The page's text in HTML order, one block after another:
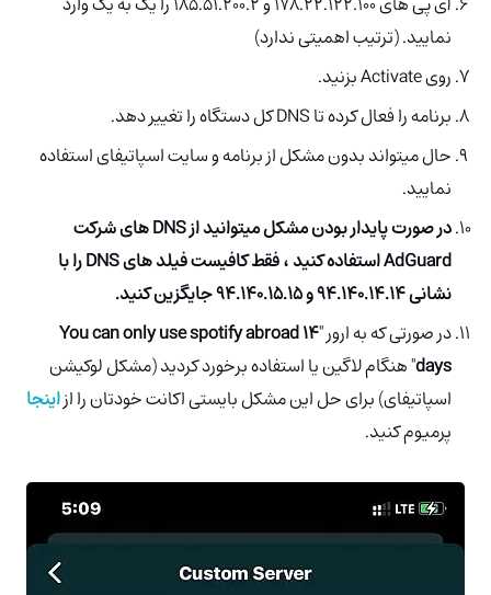
نمایید. (ترتیب اهمیتی ندارد)
روی Activate بزنید.
برنامه را فعال کرده تا DNS کل دستگاه را تغییر دهد.
حال میتواند بدون مشکل از برنامه و سایت اسپاتیفای استفاده
نمایید.
در صورت پایدار بودن مشکل میتوانید از DNS های شرکت
AdGuard استفاده کنید ، فقط کافیست فیلد های DNS را با
نشانی 94.140.14.14 و 94.140.15.15 جایگزین کنید.
در صورتی که به ارور "You can only use spotify abroad 14
days" هنگام لاگین یا استفاده برخورد کردید (مشکل لوکیشن
اسپاتیفای) برای حل این مشکل بایستی اکانت خودتان را ازاینجا
پرمیوم کنید.